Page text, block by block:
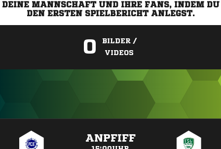
DEINE MANNSCHAFT UND IHRE FANS, INDEM DU
DEN ERSTEN SPIELBERICHT ANLEGST.
0
BILDER /
VIDEOS
ANPFIFF